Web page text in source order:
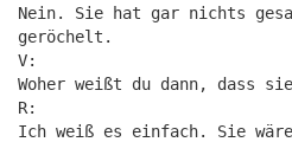
Nein. Sie hat gar nichts
geröchelt.
V:
Woher weißt du dann, dass
R:
Ich weiß es einfach. Sie wäre